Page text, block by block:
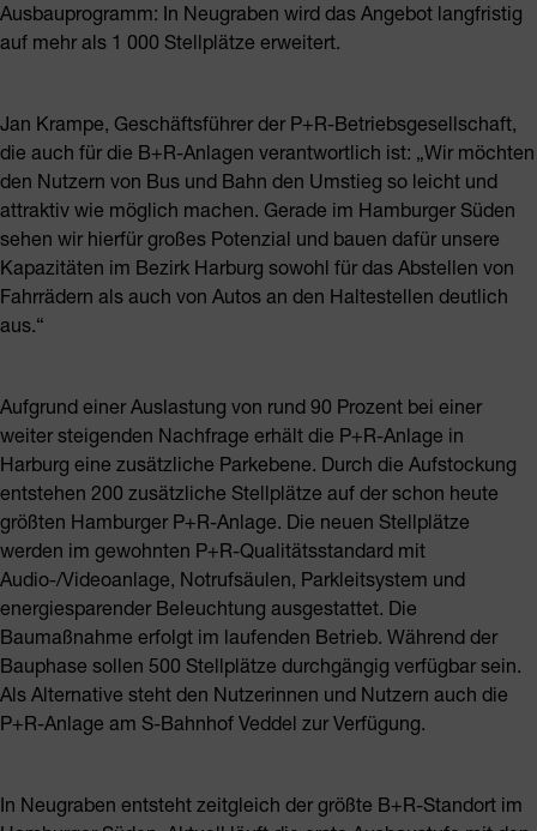
Ausbauprogramm: In Neugraben wird das Angebot langfristig
auf mehr als 1 000 Stellplätze erweitert.
Jan Krampe, Geschäftsführer der P+R-Betriebsgesellschaft,
die auch für die B+R-Anlagen verantwortlich ist: „Wir möchten
den Nutzern von Bus und Bahn den Umstieg so leicht und
attraktiv wie möglich machen. Gerade im Hamburger Süden
sehen wir hierfür großes Potenzial und bauen dafür unsere
Kapazitäten im Bezirk Harburg sowohl für das Abstellen von
Fahrrädern als auch von Autos an den Haltestellen deutlich
aus.“
Aufgrund einer Auslastung von rund 90 Prozent bei einer
weiter steigenden Nachfrage erhält die P+R-Anlage in
Harburg eine zusätzliche Parkebene. Durch die Aufstockung
entstehen 200 zusätzliche Stellplätze auf der schon heute
größten Hamburger P+R-Anlage. Die neuen Stellplätze
werden im gewohnten P+R-Qualitätsstandard mit
Audio-/Videoanlage, Notrufsäulen, Parkleitsystem und
energiesparender Beleuchtung ausgestattet. Die
Baumaßnahme erfolgt im laufenden Betrieb. Während der
Bauphase sollen 500 Stellplätze durchgängig verfügbar sein.
Als Alternative steht den Nutzerinnen und Nutzern auch die
P+R-Anlage am S-Bahnhof Veddel zur Verfügung.
In Neugraben entsteht zeitgleich der größte B+R-Standort im